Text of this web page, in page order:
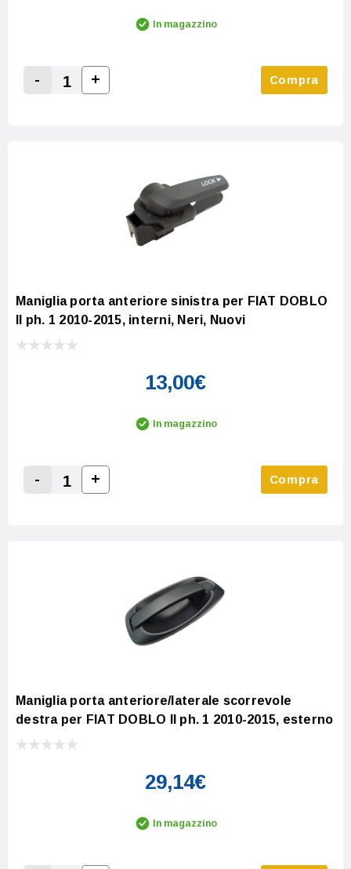
In magazzino
Decrease Quantity:
-
Increase Quantity:
+ Compra
Maniglia porta anteriore sinistra per FIAT DOBLO
II ph. 1 2010-2015, interni, Neri, Nuovi
13,00€
In magazzino
Decrease Quantity:
-
Increase Quantity:
+ Compra
Maniglia porta anteriore/laterale scorrevole
destra per FIAT DOBLO II ph. 1 2010-2015, esterno
29,14€
In magazzino